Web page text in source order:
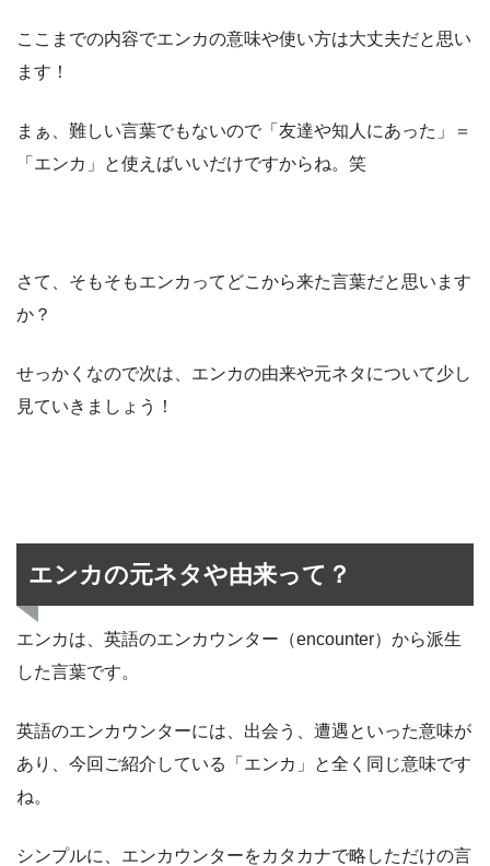
ここまでの内容でエンカの意味や使い方は大丈夫だと思い
ます！
まぁ、難しい言葉でもないので「友達や知人にあった」＝
「エンカ」と使えばいいだけですからね。笑
さて、そもそもエンカってどこから来た言葉だと思います
か？
せっかくなので次は、エンカの由来や元ネタについて少し
見ていきましょう！
エンカの元ネタや由来って？
エンカは、英語のエンカウンター（encounter）から派生
した言葉です。
英語のエンカウンターには、出会う、遭遇といった意味が
あり、今回ご紹介している「エンカ」と全く同じ意味です
ね。
シンプルに、エンカウンターをカタカナで略しただけの言